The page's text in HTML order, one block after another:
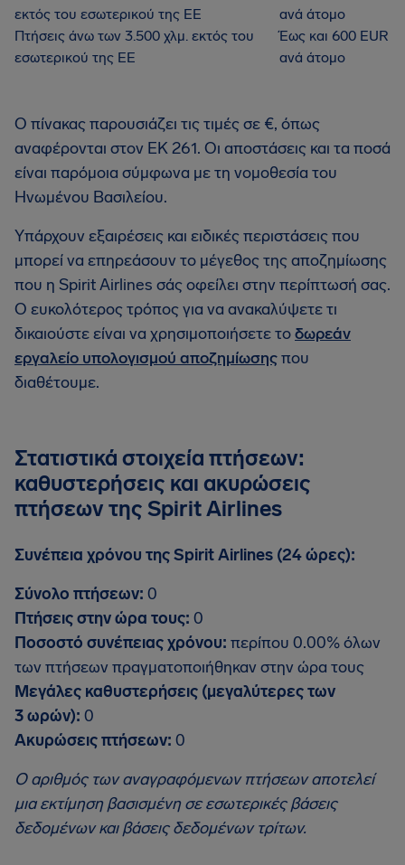
εκτός του εσωτερικού της ΕΕ
ανά άτομο
Πτήσεις άνω των 3.500 χλμ. εκτός του
εσωτερικού της ΕΕ
Έως και 600 EUR
ανά άτομο
Ο πίνακας παρουσιάζει τις τιμές σε €, όπως
αναφέρονται στον ΕΚ 261. Οι αποστάσεις και τα ποσά
είναι παρόμοια σύμφωνα με τη νομοθεσία του
Ηνωμένου Βασιλείου.
Υπάρχουν εξαιρέσεις και ειδικές περιστάσεις που
μπορεί να επηρεάσουν το μέγεθος της αποζημίωσης
που η Spirit Airlines σάς οφείλει στην περίπτωσή σας.
Ο ευκολότερος τρόπος για να ανακαλύψετε τι
δικαιούστε είναι να χρησιμοποιήσετε τοδωρεάν
εργαλείο υπολογισμού αποζημίωσηςπου
διαθέτουμε.
Στατιστικά στοιχεία πτήσεων:
καθυστερήσεις και ακυρώσεις
πτήσεων της Spirit Airlines
Συνέπεια χρόνου της Spirit Airlines (24 ώρες):
Σύνολο πτήσεων: 0
Πτήσεις στην ώρα τους: 0
Ποσοστό συνέπειας χρόνου: περίπου 0.00% όλων
των πτήσεων πραγματοποιήθηκαν στην ώρα τους
Μεγάλες καθυστερήσεις (μεγαλύτερες των
3 ωρών): 0
Ακυρώσεις πτήσεων: 0
Ο αριθμός των αναγραφόμενων πτήσεων αποτελεί
μια εκτίμηση βασισμένη σε εσωτερικές βάσεις
δεδομένων και βάσεις δεδομένων τρίτων.